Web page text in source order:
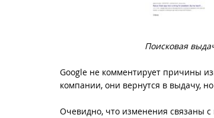
Поисковая
Google не комментирует причины
компании, они вернутся в выдачу,
Очевидно, что изменения связаны